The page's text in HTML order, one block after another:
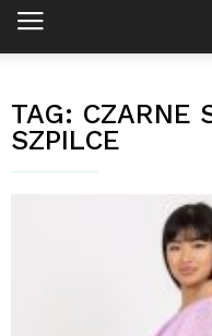
TAG: CZARNE
SZPILCE